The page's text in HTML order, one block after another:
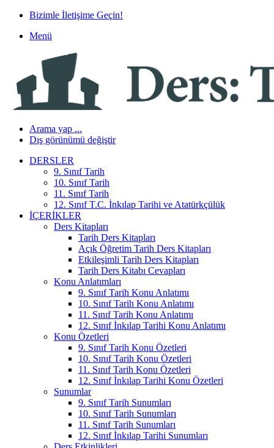
Bizimle İletişime Geçin!
Menü
Arama yap ...
Dış görünümü değiştir
DERSLER
9. Sınıf Tarih
10. Sınıf Tarih
11. Sınıf Tarih
12. Sınıf T.C. İnkılap Tarihi ve Atatürkçülük
İÇERIKLER
Ders Kitapları
Tarih Ders Kitapları
Açık Öğretim Tarih Ders Kitapları
Etkileşimli Tarih Ders Kitapları
Tarih Ders Kitabı Cevapları
Konu Anlatımları
9. Sınıf Tarih Konu Anlatımı
10. Sınıf Tarih Konu Anlatımı
11. Sınıf Tarih Konu Anlatımı
12. Sınıf İnkılap Tarihi Konu Anlatımı
Konu Özetleri
9. Sınıf Tarih Konu Özetleri
10. Sınıf Tarih Konu Özetleri
11. Sınıf Tarih Konu Özetleri
12. Sınıf İnkılap Tarihi Konu Özetleri
Sunumlar
9. Sınıf Tarih Sunumları
10. Sınıf Tarih Sunumları
11. Sınıf Tarih Sunumları
12. Sınıf İnkılap Tarihi Sunumları